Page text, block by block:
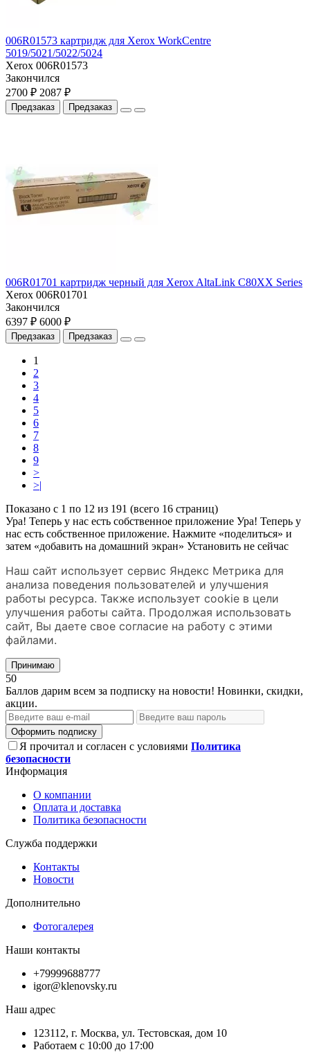
006R01573 картридж для Xerox WorkCentre
5019/5021/5022/5024
Xerox 006R01573
Закончился
2700 ₽ 2087 ₽
Предзаказ Предзаказ
006R01701 картридж черный для Xerox AltaLink C80XX Series
Xerox 006R01701
Закончился
6397 ₽ 6000 ₽
Предзаказ Предзаказ
1
2
3
4
5
6
7
8
9
>
>|
Показано с 1 по 12 из 191 (всего 16 страниц)
Ура! Теперь у нас есть собственное приложение Ура! Теперь у
нас есть собственное приложение. Нажмите «поделиться» и
затем «добавить на домашний экран» Установить не сейчас
Наш сайт использует сервис Яндекс Метрика для
анализа поведения пользователей и улучшения
работы ресурса. Также использует cookie в цели
улучшения работы сайта. Продолжая использовать
сайт, Вы даете свое согласие на работу с этими
файлами.
Принимаю
50
Баллов дарим всем за подписку на новости! Новинки, скидки,
акции.
Оформить подписку
Я прочитал и согласен с условиями Политика
безопасности
Информация
О компании
Оплата и доставка
Политика безопасности
Служба поддержки
Контакты
Новости
Дополнительно
Фотогалерея
Наши контакты
+79999688777
igor@klenovsky.ru
Наш адрес
123112, г. Москва, ул. Тестовская, дом 10
Работаем с 10:00 до 17:00